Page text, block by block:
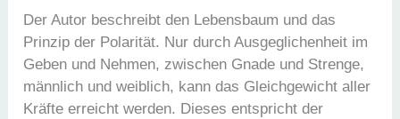
Der Autor beschreibt den Lebensbaum und das
Prinzip der Polarität. Nur durch Ausgeglichenheit im
Geben und Nehmen, zwischen Gnade und Strenge,
männlich und weiblich, kann das Gleichgewicht aller
Kräfte erreicht werden. Dieses entspricht der